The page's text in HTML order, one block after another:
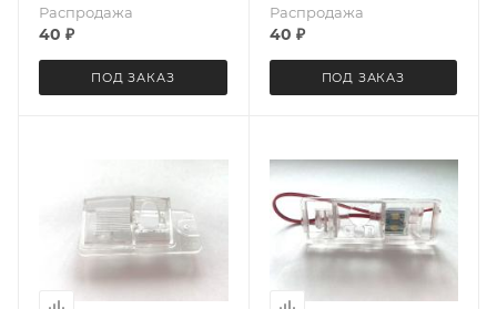
Распродажа
40 ₽
ПОД ЗАКАЗ
Распродажа
40 ₽
ПОД ЗАКАЗ